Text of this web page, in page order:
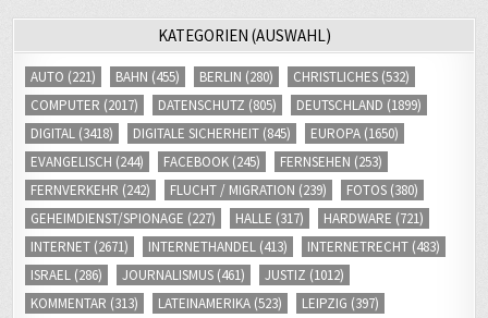
AUTO(221) BAHN(455) BERLIN(280) CHRISTLICHES(532)
COMPUTER
(2017) DATENSCHUTZ (805) DEUTSCHLAND(1899)
DIGITAL (3418) DIGITALE SICHERHEIT(845) EUROPA(1650)
EVANGELISCH (244) FACEBOOK(245) FERNSEHEN(253)
FERNVERKEHR(242) FLUCHT / MIGRATION(239) FOTOS
GEHEIMDIENST/SPIONAGE(227) HALLE (317) HARDWARE(721)
INTERNET(2671) INTERNETHANDEL(413) INTERNETRECHT(483)
ISRAEL(286) JOURNALISMUS(461) JUSTIZ
(1012)
KOMMENTAR
(313) LATEINAMERIKA (523) LEIPZIG
MEDIEN(3203) MILITÄR(367) NACHRICHTEN(5952)